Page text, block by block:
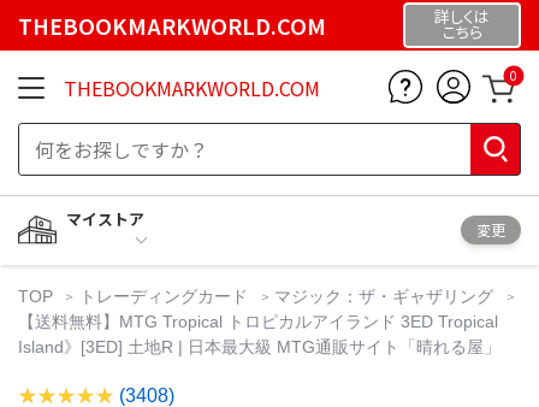
THEBOOKMARKWORLD.COM 詳しくは
こちら
THEBOOKMARKWORLD.COM 0
マイストア
変更
TOP トレーディングカード
マジック：ザ・ギャザリング
【送料無料】MTG Tropical トロピカルアイランド 3ED Tropical
Island》[3ED] 土地R | 日本最大級 MTG通販サイト「晴れる屋」
(3408)